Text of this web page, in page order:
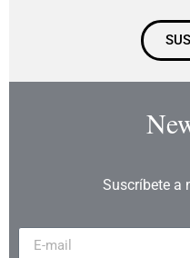
Suscríbete a